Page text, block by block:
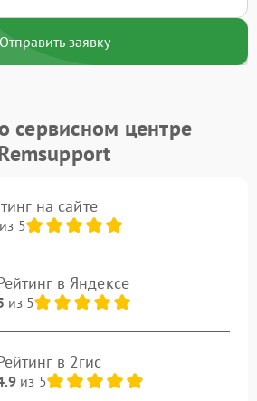
Отправить заявку
сервисном центре
на сайте
5
в Яндексе
из 5
в 2гис
из 5